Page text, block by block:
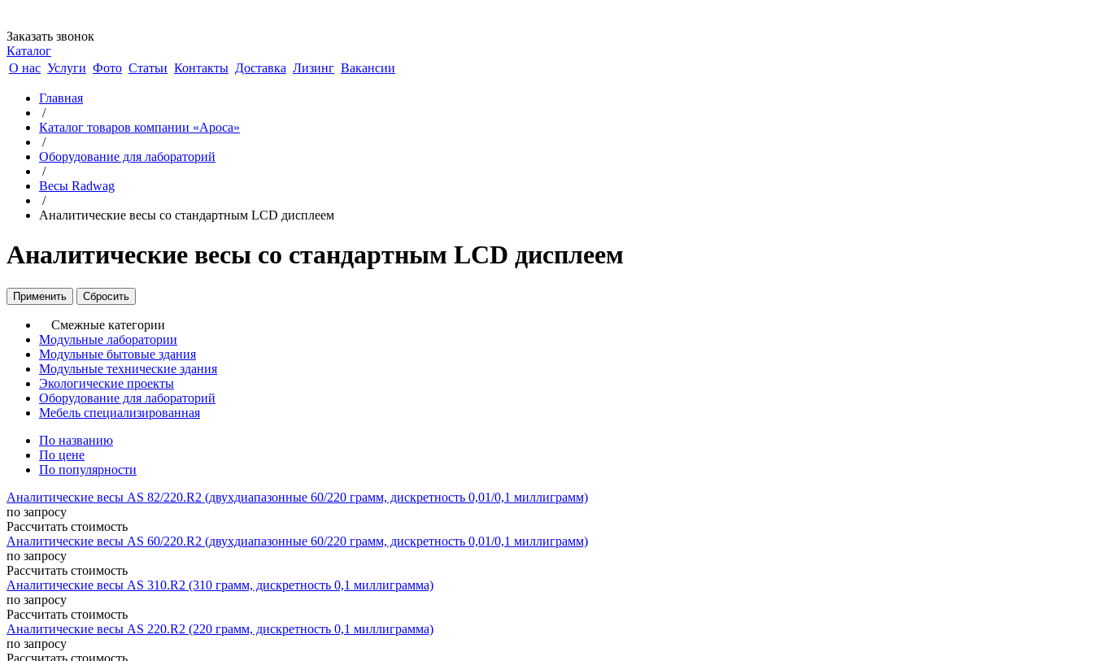
Заказать звонок
Каталог
О нас Услуги Фото Статьи Контакты Доставка Лизинг Вакансии
Главная
/
Каталог товаров компании «Ароса»
/
Оборудование для лабораторий
/
Весы Radwag
/
Аналитические весы со стандартным LCD дисплеем
Аналитические весы со стандартным LCD дисплеем
Смежные категории
Модульные лаборатории
Модульные бытовые здания
Модульные технические здания
Экологические проекты
Оборудование для лабораторий
Мебель специализированная
По названию
По цене
По популярности
Аналитические весы AS 82/220.R2 (двухдиапазонные 60/220 грамм, дискретность 0,01/0,1 миллиграмм)
по запросу
Рассчитать стоимость
Аналитические весы AS 60/220.R2 (двухдиапазонные 60/220 грамм, дискретность 0,01/0,1 миллиграмм)
по запросу
Рассчитать стоимость
Аналитические весы AS 310.R2 (310 грамм, дискретность 0,1 миллиграмма)
по запросу
Рассчитать стоимость
Аналитические весы AS 220.R2 (220 грамм, дискретность 0,1 миллиграмма)
по запросу
Рассчитать стоимость